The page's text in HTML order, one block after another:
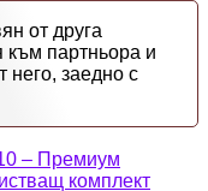
от друга
към партньора и
него, заедно с